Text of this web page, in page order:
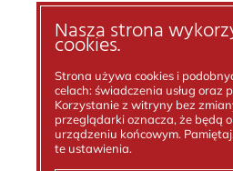
Nasza strona
cookies.
Strona używa cookies i
celach: świadczenia usług oraz
Korzystanie z witryny bez
przeglądarki oznacza, że będą
urządzeniu końcowym.
te ustawienia.